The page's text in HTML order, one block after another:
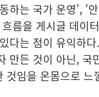
하는 국가 운영', '
름을 게시글 데이
다는 점이 유익하
만든 것이 아닌, 국
것임을 온몸으로 느